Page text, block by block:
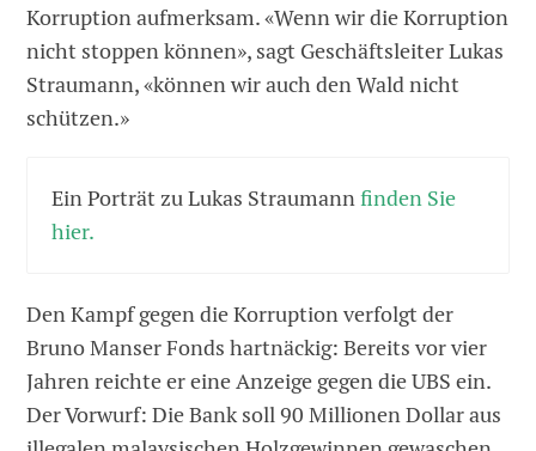
Korruption aufmerksam. «Wenn wir die Korruption
nicht stoppen können», sagt Geschäftsleiter Lukas
Straumann, «können wir auch den Wald nicht
schützen.»
Ein Porträt zu Lukas Straumannfinden Sie
hier.
Den Kampf gegen die Korruption verfolgt der
Bruno Manser Fonds hartnäckig: Bereits vor vier
Jahren reichte er eine Anzeige gegen die UBS ein.
Der Vorwurf: Die Bank soll 90 Millionen Dollar aus